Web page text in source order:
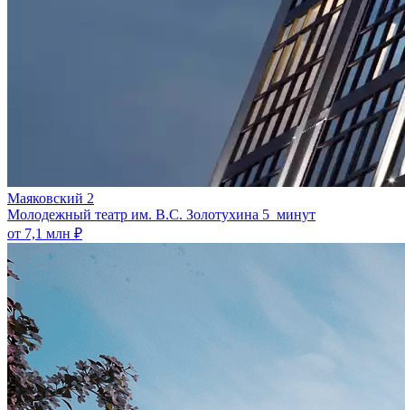
Маяковский 2
Молодежный театр им. В.С. Золотухина 5 минут
от 7,1 млн ₽